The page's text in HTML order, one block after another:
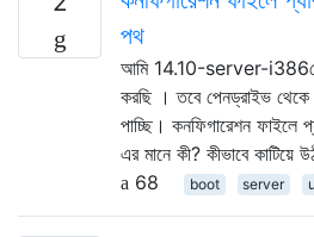
পথ
আমি 14.10-server-
করছি । তবে পেনড্রাইভ
পাচ্ছি। কনফিগারেশন ফাইলে
এর মানে কী? কীভাবে কাটিয়ে
68
boot server